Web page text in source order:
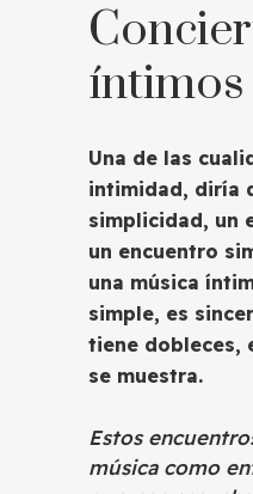
íntimos
Una de las
intimidad, diría
simplicidad, un
un encuentro
una música
simple, es
tiene dobleces,
se muestra.
Estos
música como